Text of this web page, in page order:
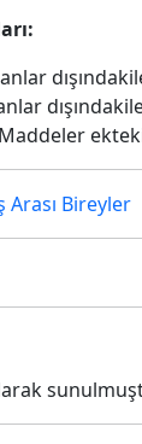
Arası Bireyler